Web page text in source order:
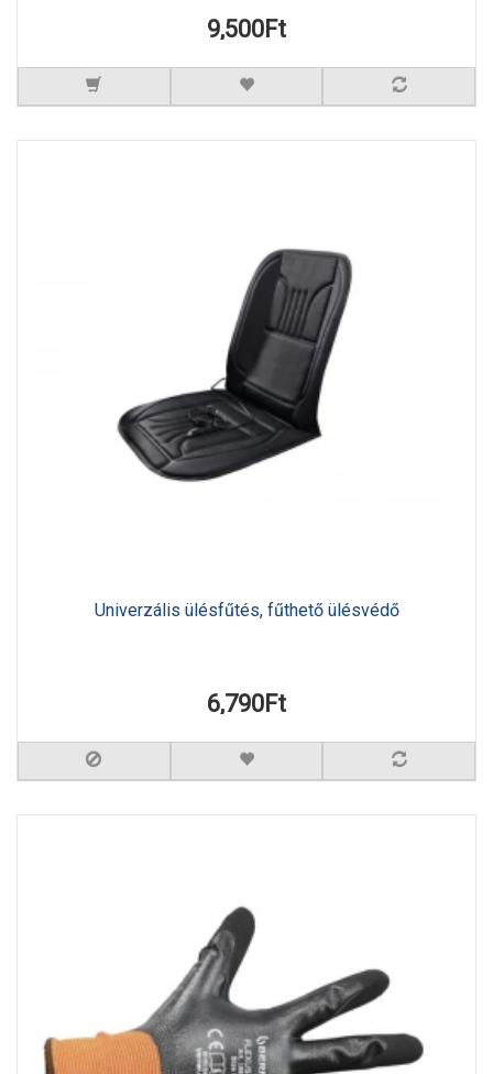
9,500Ft
Univerzális ülésfűtés, fűthető ülésvédő
6,790Ft